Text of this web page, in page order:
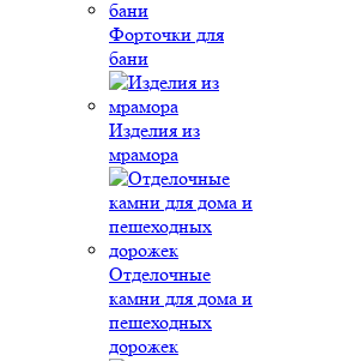
Форточки для
бани
Изделия из
мрамора
Отделочные
камни для дома и
пешеходных
дорожек